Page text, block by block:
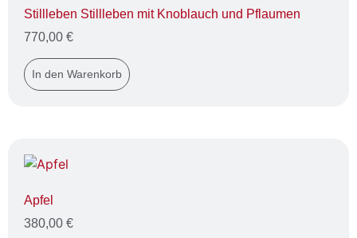
Stillleben Stillleben mit Knoblauch und Pflaumen
770,00 €
In den Warenkorb
Apfel
380,00 €